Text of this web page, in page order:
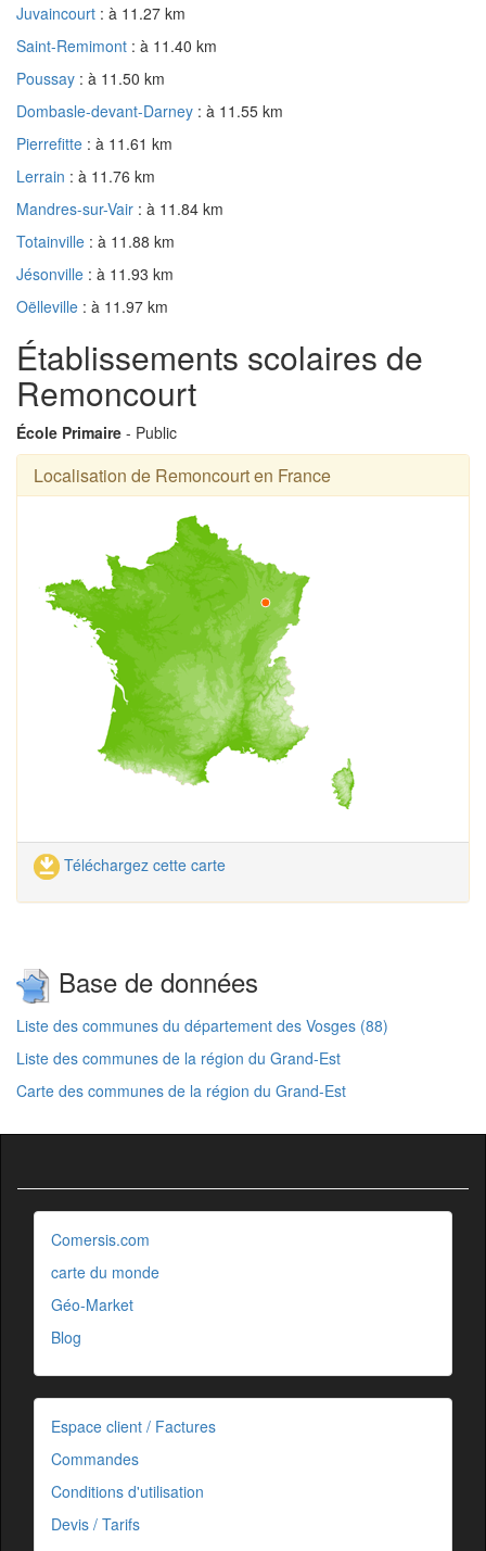
Juvaincourt : à 11.27 km
Saint-Remimont : à 11.40 km
Poussay : à 11.50 km
Dombasle-devant-Darney : à 11.55 km
Pierrefitte : à 11.61 km
Lerrain : à 11.76 km
Mandres-sur-Vair : à 11.84 km
Totainville : à 11.88 km
Jésonville : à 11.93 km
Oëlleville : à 11.97 km
Établissements scolaires de
Remoncourt
École Primaire - Public
Localisation de Remoncourt en France
Téléchargez cette carte
Base de données
Liste des communes du département des Vosges (88)
Liste des communes de la région du Grand-Est
Carte des communes de la région du Grand-Est
Comersis.com
carte du monde
Géo-Market
Blog
Espace client / Factures
Commandes
Conditions d'utilisation
Devis / Tarifs